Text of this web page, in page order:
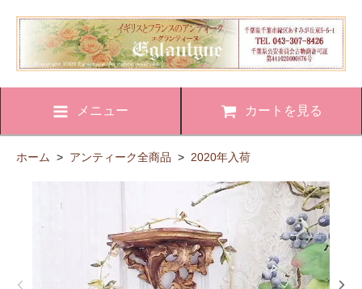
メニュー カートを見る
ホーム > アンティーク全商品 > 2020年入荷